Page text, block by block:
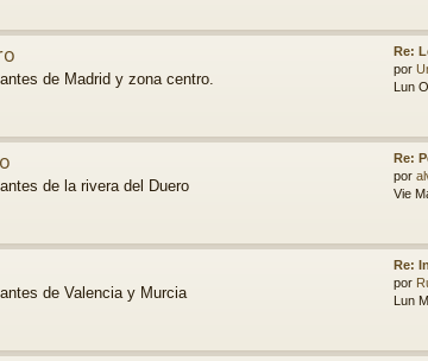
de Madrid y zona centro.
Re:
por
Lun
de la rivera del Duero
Re:
por
Vie
de Valencia y Murcia
Re:
por
Lun